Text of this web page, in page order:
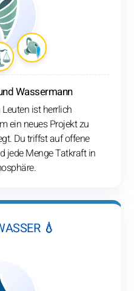
Wassermann
ist herrlich
ein neues Projekt zu
Du triffst auf offene
jede Menge Tatkraft in
💧